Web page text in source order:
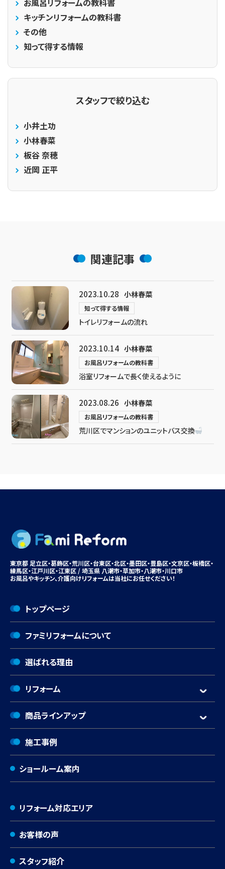
キッチンリフォームの教科書
その他
知って得する情報
スタッフで絞り込む
小井土功
小林春菜
板谷 奈穂
近岡 正平
関連記事
2023.10.28 小林春菜
知って得する情報
トイレリフォームの流れ
2023.10.14 小林春菜
お風呂リフォームの教科書
浴室リフォームで長く使えるように
2023.08.26 小林春菜
お風呂リフォームの教科書
荒川区でマンションのユニットバス交換
東京都 足立区・葛飾区・荒川区・台東区・北区・墨田区・豊島区・文京区・板橋区・
練馬区・江戸川区・江東区 / 埼玉県 八潮市・草加市・八潮市・川口市
お風呂やキッチン、介護向けリフォームは当社にお任せください！
トップページ
ファミリフォームについて
選ばれる理由
リフォーム
商品ラインアップ
施工事例
ショールーム案内
リフォーム対応エリア
お客様の声
スタッフ紹介